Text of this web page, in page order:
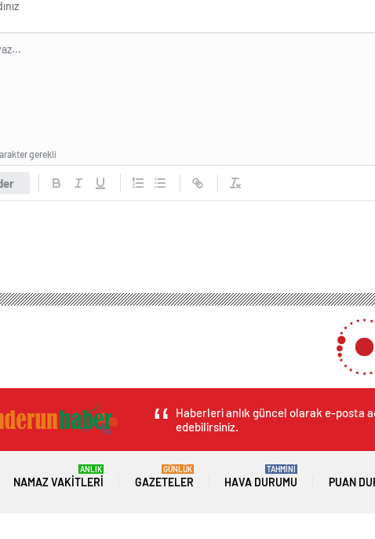
gerekli
Haberleri anlık güncel olarak e-posta
edebilirsiniz.
NAMAZ VAKITLERI
ANLIK
GAZETELER
GÜNLÜK
HAVA DURUMU
TAHMİNİ
PUAN